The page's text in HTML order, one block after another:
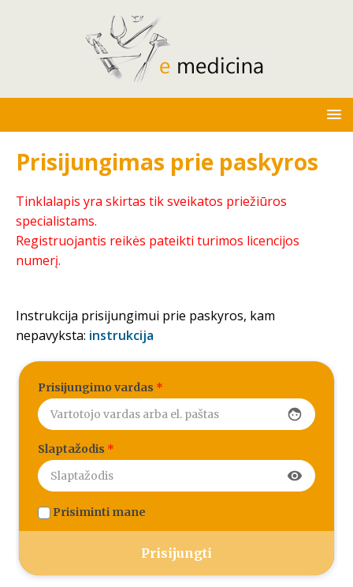
Prisijungimas prie paskyros
Tinklalapis yra skirtas tik sveikatos priežiūros
specialistams.
Registruojantis reikės pateikti turimos licencijos
numerį.
Instrukcija prisijungimui prie paskyros, kam
nepavyksta: instrukcija
Prisijungimo vardas *
face
Slaptažodis *
visibility
Prisiminti mane